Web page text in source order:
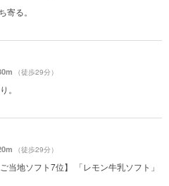
る。
（徒歩29分）
。
（徒歩29分）
当地ソフト7位】 「レモン牛乳ソフト」